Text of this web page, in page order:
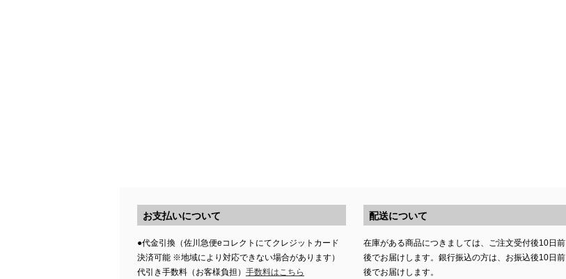
お支払いについて
●代金引換（佐川急便eコレクトにてクレジットカード
決済可能 ※地域により対応できない場合があります）
代引き手数料（お客様負担） 手数料はこちら
配送について
在庫がある商品につきましては、ご注文受付後10日前
後でお届けします。銀行振込の方は、お振込後10日前
後でお届けします。